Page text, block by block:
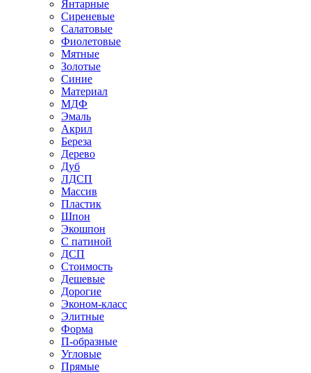
Янтарные
Сиреневые
Салатовые
Фиолетовые
Мятные
Золотые
Синие
Материал
МДФ
Эмаль
Акрил
Береза
Дерево
Дуб
ЛДСП
Массив
Пластик
Шпон
Экошпон
С патиной
ДСП
Стоимость
Дешевые
Дорогие
Эконом-класс
Элитные
Форма
П-образные
Угловые
Прямые